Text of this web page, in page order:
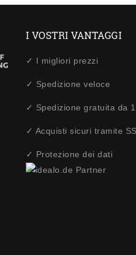
I VOSTRI VANTAGGI
✓ I migliori prezzi
✓ Spedizione veloce
✓ Spedizione gratuita da
✓ Acquisti sicuri tramite
✓ Protezione dei dati